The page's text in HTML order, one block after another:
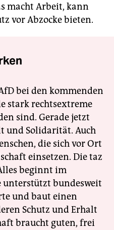
macht Arbeit, kann
vor Abzocke bieten.
bei den kommenden
stark rechtsextreme
sind. Gerade jetzt
und Solidarität. Auch
die sich vor Ort
einsetzen. Die taz
beginnt im
unterstützt bundesweit
und baut einen
Schutz und Erhalt
braucht guten, frei